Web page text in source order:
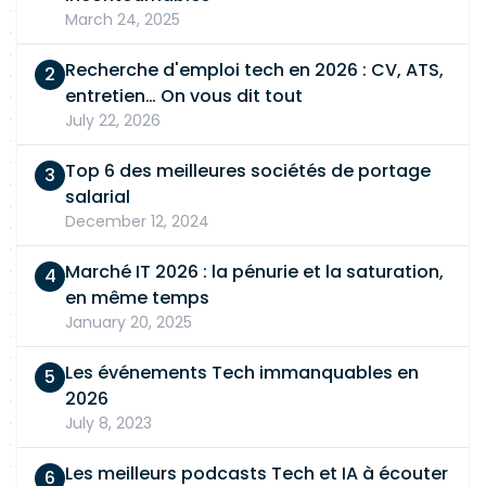
tests de validation cryptographique
(VECTORS/KAT), - Participer à l'intégration des
primitives PQC au sein des stacks réseaux, des
protocoles de sécurité et des architectures
existantes (PKI, enrôlement d'équipements), -
Assurer la conformité du code développé avec
les exigences des normes FIPS et des critères de
certification (FIPS 140-3, Common Criteria).
March 24, 2025
Recherche d'emploi tech en 2026 : CV, ATS,
entretien… On vous dit tout
July 22, 2026
Top 6 des meilleures sociétés de portage
salarial
December 12, 2024
Marché IT 2026 : la pénurie et la saturation,
en même temps
January 20, 2025
Les événements Tech immanquables en
2026
July 8, 2023
Les meilleurs podcasts Tech et IA à écouter